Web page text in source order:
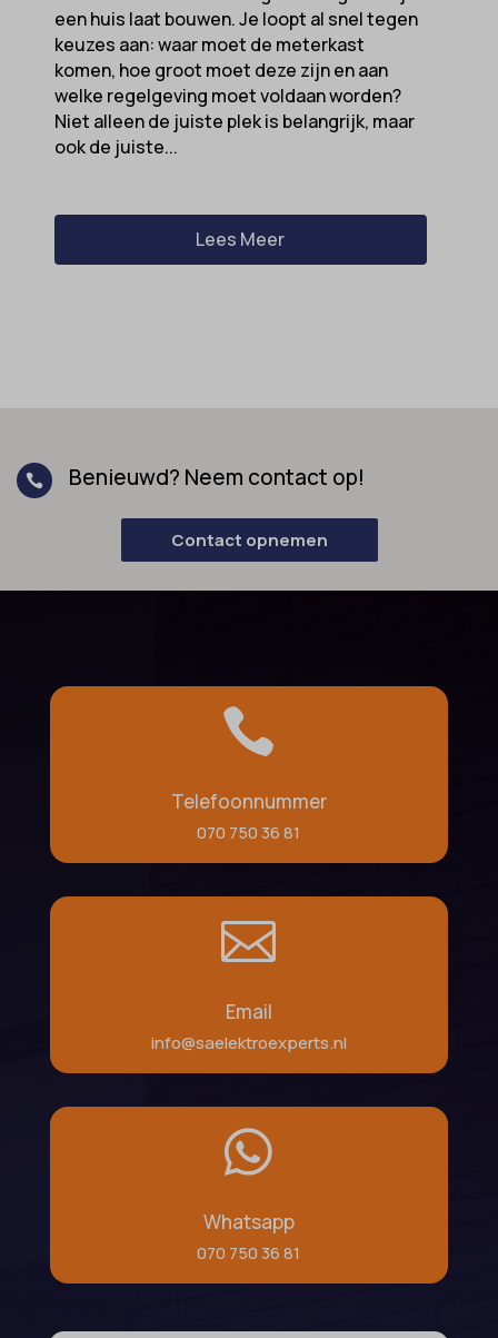
een huis laat bouwen. Je loopt al snel tegen
keuzes aan: waar moet de meterkast
komen, hoe groot moet deze zijn en aan
welke regelgeving moet voldaan worden?
Niet alleen de juiste plek is belangrijk, maar
ook de juiste...
Lees Meer
 Benieuwd? Neem contact op!
Contact opnemen

Telefoonnummer
070 750 36 81

Email
info@saelektroexperts.nl

Whatsapp
070 750 36 81